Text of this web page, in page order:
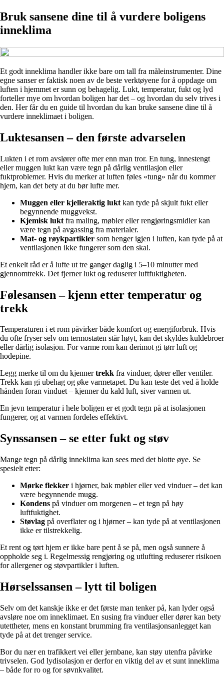
Bruk sansene dine til å vurdere boligens
inneklima
Et godt inneklima handler ikke bare om tall fra måleinstrumenter. Dine
egne sanser er faktisk noen av de beste verktøyene for å oppdage om
luften i hjemmet er sunn og behagelig. Lukt, temperatur, fukt og lyd
forteller mye om hvordan boligen har det – og hvordan du selv trives i
den. Her får du en guide til hvordan du kan bruke sansene dine til å
vurdere inneklimaet i boligen.
Luktesansen – den første advarselen
Lukten i et rom avslører ofte mer enn man tror. En tung, innestengt
eller muggen lukt kan være tegn på dårlig ventilasjon eller
fuktproblemer. Hvis du merker at luften føles «tung» når du kommer
hjem, kan det bety at du bør lufte mer.
Muggen eller kjelleraktig lukt kan tyde på skjult fukt eller
begynnende muggvekst.
Kjemisk lukt fra maling, møbler eller rengjøringsmidler kan
være tegn på avgassing fra materialer.
Mat- og røykpartikler som henger igjen i luften, kan tyde på at
ventilasjonen ikke fungerer som den skal.
Et enkelt råd er å lufte ut tre ganger daglig i 5–10 minutter med
gjennomtrekk. Det fjerner lukt og reduserer luftfuktigheten.
Følesansen – kjenn etter temperatur og
trekk
Temperaturen i et rom påvirker både komfort og energiforbruk. Hvis
du ofte fryser selv om termostaten står høyt, kan det skyldes kuldebroer
eller dårlig isolasjon. For varme rom kan derimot gi tørr luft og
hodepine.
Legg merke til om du kjennertrekk fra vinduer, dører eller ventiler.
Trekk kan gi ubehag og øke varmetapet. Du kan teste det ved å holde
hånden foran vinduet – kjenner du kald luft, siver varmen ut.
En jevn temperatur i hele boligen er et godt tegn på at isolasjonen
fungerer, og at varmen fordeles effektivt.
Synssansen – se etter fukt og støv
Mange tegn på dårlig inneklima kan sees med det blotte øye. Se
spesielt etter:
Mørke flekker i hjørner, bak møbler eller ved vinduer – det kan
være begynnende mugg.
Kondens på vinduer om morgenen – et tegn på høy
luftfuktighet.
Støvlag på overflater og i hjørner – kan tyde på at ventilasjonen
ikke er tilstrekkelig.
Et rent og tørt hjem er ikke bare pent å se på, men også sunnere å
oppholde seg i. Regelmessig rengjøring og utlufting reduserer risikoen
for allergener og støvpartikler i luften.
Hørselssansen – lytt til boligen
Selv om det kanskje ikke er det første man tenker på, kan lyder også
avsløre noe om inneklimaet. En susing fra vinduer eller dører kan bety
utettheter, mens en konstant brumming fra ventilasjonsanlegget kan
tyde på at det trenger service.
Bor du nær en trafikkert vei eller jernbane, kan støy utenfra påvirke
trivselen. God lydisolasjon er derfor en viktig del av et sunt inneklima
– både for ro og for søvnkvalitet.